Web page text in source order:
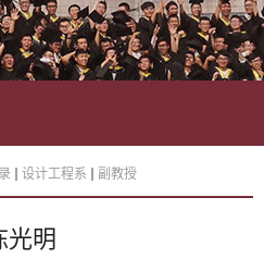
设计工程系 副教授
光明